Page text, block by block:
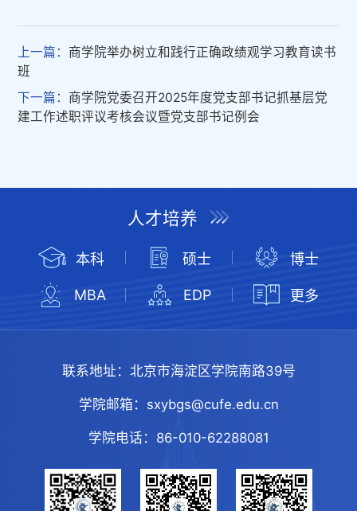
上一篇： 商学院举办树立和践行正确政绩观学习教育读书
班
下一篇： 商学院党委召开2025年度党支部书记抓基层党
建工作述职评议考核会议暨党支部书记例会
人才培养
本科 硕士 博士
MBA EDP 更多
联系地址： 北京市海淀区学院南路39号
学院邮箱： sxybgs@cufe.edu.cn
学院电话： 86-010-62288081